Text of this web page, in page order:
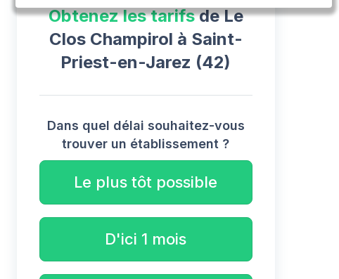
Obtenez les tarifsde Le
Clos Champirol à Saint-
Priest-en-Jarez (42)
Dans quel délai souhaitez-vous
trouver un établissement ?
Le plus tôt possible
D'ici 1 mois